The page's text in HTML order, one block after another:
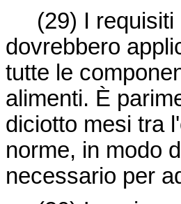
(29) I requisiti
dovrebbero
tutte le
alimenti. È
diciotto mesi tra
norme, in modo
necessario per